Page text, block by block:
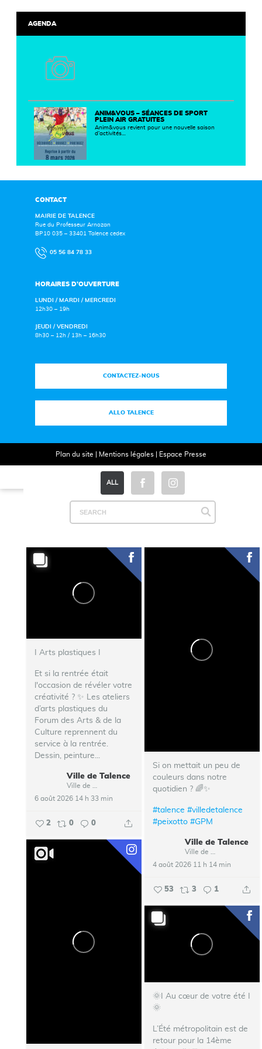
ALL
I Arts plastiques I
Et si la rentrée était
l'occasion de révéler votre
créativité ? ✨ Les ateliers
d’arts plastiques du
Forum des Arts & de la
Culture reprennent du
service à la rentrée.
Dessin, peinture...
Ville de Talence
6 août 2026 14 h 33 min
2 0 0
Si on mettait un peu de
couleurs dans notre
quotidien ? 🌈✨
#talence #villedetalence
#peixotto #GPM
Ville de Talence
4 août 2026 11 h 14 min
53 3 1
🌞I Au cœur de votre été I
🌞
L’Été métropolitain est de
retour pour la 14ème
AGENDA
ANIM&VOUS – SÉANCES DE SPORT
PLEIN AIR GRATUITES
Anim&vous revient pour une nouvelle saison
d’activités…
CONTACT
MAIRIE DE TALENCE
Rue du Professeur Arnozan
BP10 035 – 33401 Talence cedex
05 56 84 78 33
HORAIRES D’OUVERTURE
LUNDI / MARDI / MERCREDI
12h30 – 19h
JEUDI / VENDREDI
8h30 – 12h / 13h – 16h30
CONTACTEZ-NOUS
ALLO TALENCE
Plan du site Mentions légales| Espace Presse